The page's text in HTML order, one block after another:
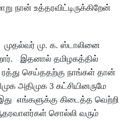
நான் உத்தரவிட்டிருக்கிறேன்
முதல்வர் மு. க. ஸ்டாலினை
இதனால் தமிழகத்தில்
ரத்து செய்ததற்கு நாங்கள் தான்
அதிமுக 3 கட்சியினருமே
எங்களுக்கு கிடைத்த வெற்றி
சொல்லி வரும்